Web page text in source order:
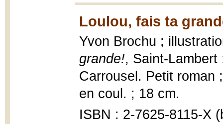
Loulou, fais ta
Yvon Brochu ;
grande!, Saint-
Carrousel. Petit roman
en coul. ; 18 cm.
ISBN : 2-7625-8115-X